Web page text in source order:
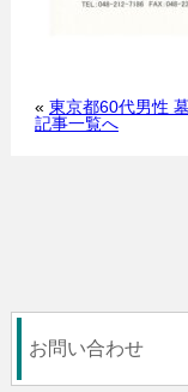
« 東京都60代男性
記事一覧へ
お問い合わせ